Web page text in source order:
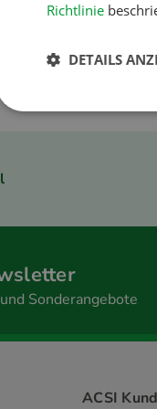
ACSI-Apps
Sonderangebote
ACSI
Richtlinie
DETAILS